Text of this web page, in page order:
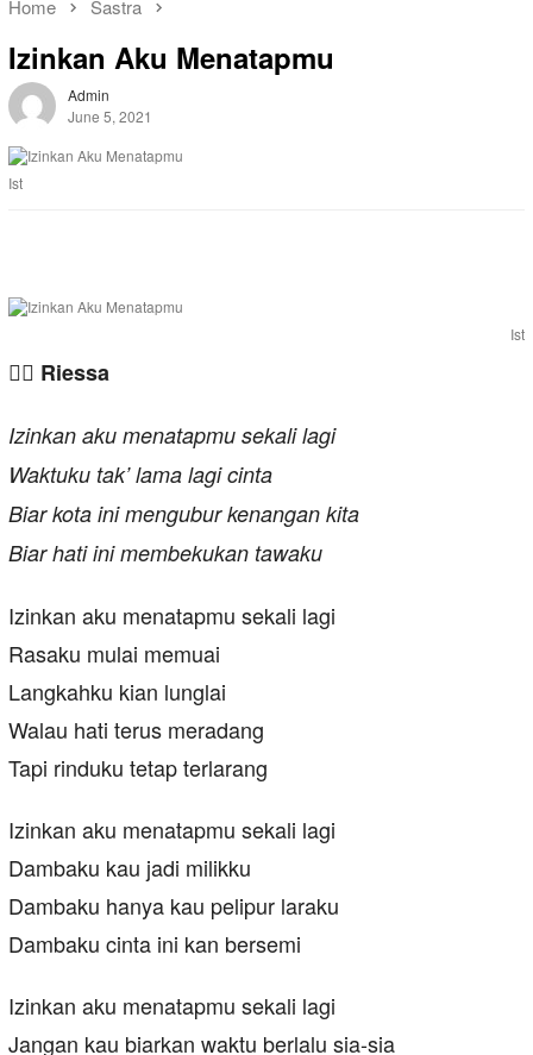
Home Sastra
Izinkan Aku Menatapmu
Admin
June 5, 2021
Ist
Ist
✍🏻 Riessa
Izinkan aku menatapmu sekali lagi
Waktuku tak’ lama lagi cinta
Biar kota ini mengubur kenangan kita
Biar hati ini membekukan tawaku
Izinkan aku menatapmu sekali lagi
Rasaku mulai memuai
Langkahku kian lunglai
Walau hati terus meradang
Tapi rinduku tetap terlarang
Izinkan aku menatapmu sekali lagi
Dambaku kau jadi milikku
Dambaku hanya kau pelipur laraku
Dambaku cinta ini kan bersemi
Izinkan aku menatapmu sekali lagi
Jangan kau biarkan waktu berlalu sia-sia